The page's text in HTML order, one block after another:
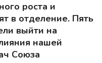
роста и
в отделение. Пять
выйти на
нашей
Союза